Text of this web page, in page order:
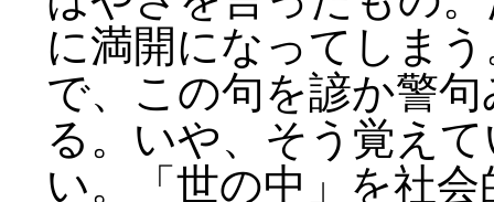
に満開になってしま
で、この句を諺か警
る。いや、そう覚え
い。「世の中」を社